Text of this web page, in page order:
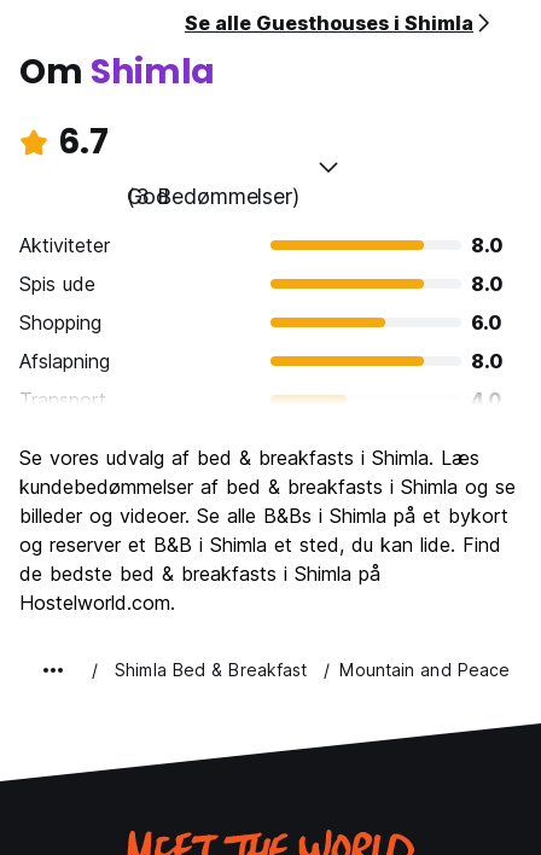
Se alle Guesthouses i Shimla
Om Shimla
6.7
God
(3 Bedømmelser)
Aktiviteter
8.0
Spis ude
8.0
Shopping
6.0
Afslapning
8.0
Transport
4.0
Kultur
8.0
Fester
4.7
Værdi for pengene
6.0
Se vores udvalg af bed & breakfasts i Shimla. Læs
kundebedømmelser af bed & breakfasts i Shimla og se
billeder og videoer. Se alle B&Bs i Shimla på et bykort
og reserver et B&B i Shimla et sted, du kan lide. Find
de bedste bed & breakfasts i Shimla på
Hostelworld.com.
Shimla Bed & Breakfast Mountain and Peace